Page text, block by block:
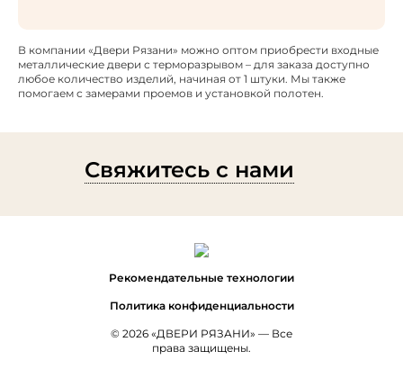
В компании «Двери Рязани» можно оптом приобрести входные
металлические двери с терморазрывом – для заказа доступно
любое количество изделий, начиная от 1 штуки. Мы также
помогаем с замерами проемов и установкой полотен.
Свяжитесь с нами
Рекомендательные технологии
Политика конфиденциальности
© 2026 «ДВЕРИ РЯЗАНИ» — Все
права защищены.